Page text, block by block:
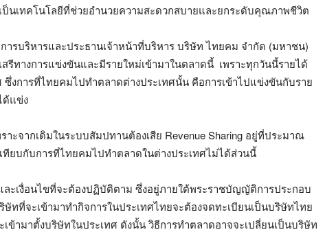
ป็นเทคโนโลยีที่ช่วยอำนวยความสะดวกสบายและยกระดับคุณภาพชีวิต
ารบริหารและประธานเจ้าหน้าที่บริหาร บริษัท ไทยคม จำกัด (มหาชน)
สรีทางการแข่งขันและมีรายใหม่เข้ามาในตลาดนี้ เพราะทุกวันนี้รายได้
ซึ่งการที่ไทยคมไปทำตลาดต่างประเทศนั้น คือการเข้าไปแข่งขันกับราย
ด้แข่ง
ราะจากเดิมในระบบสัมปทานต้องเสีย Revenue Sharing อยู่ที่ประมาณ
ทียบกับการที่ไทยคมไปทำตลาดในต่างประเทศไม่ได้ส่วนนี้
ละเงื่อนไขที่จะต้องปฏิบัติตาม ซึ่งอยู่ภายใต้พระราชบัญญัติการประกอบ
ทที่จะเข้ามาทำกิจการในประเทศไทยจะต้องจดทะเบียนเป็นบริษัทไทย
เข้ามาตั้งบริษัทในประเทศ ดังนั้น วิธีการทำตลาดอาจจะเปลี่ยนเป็นบริษัท